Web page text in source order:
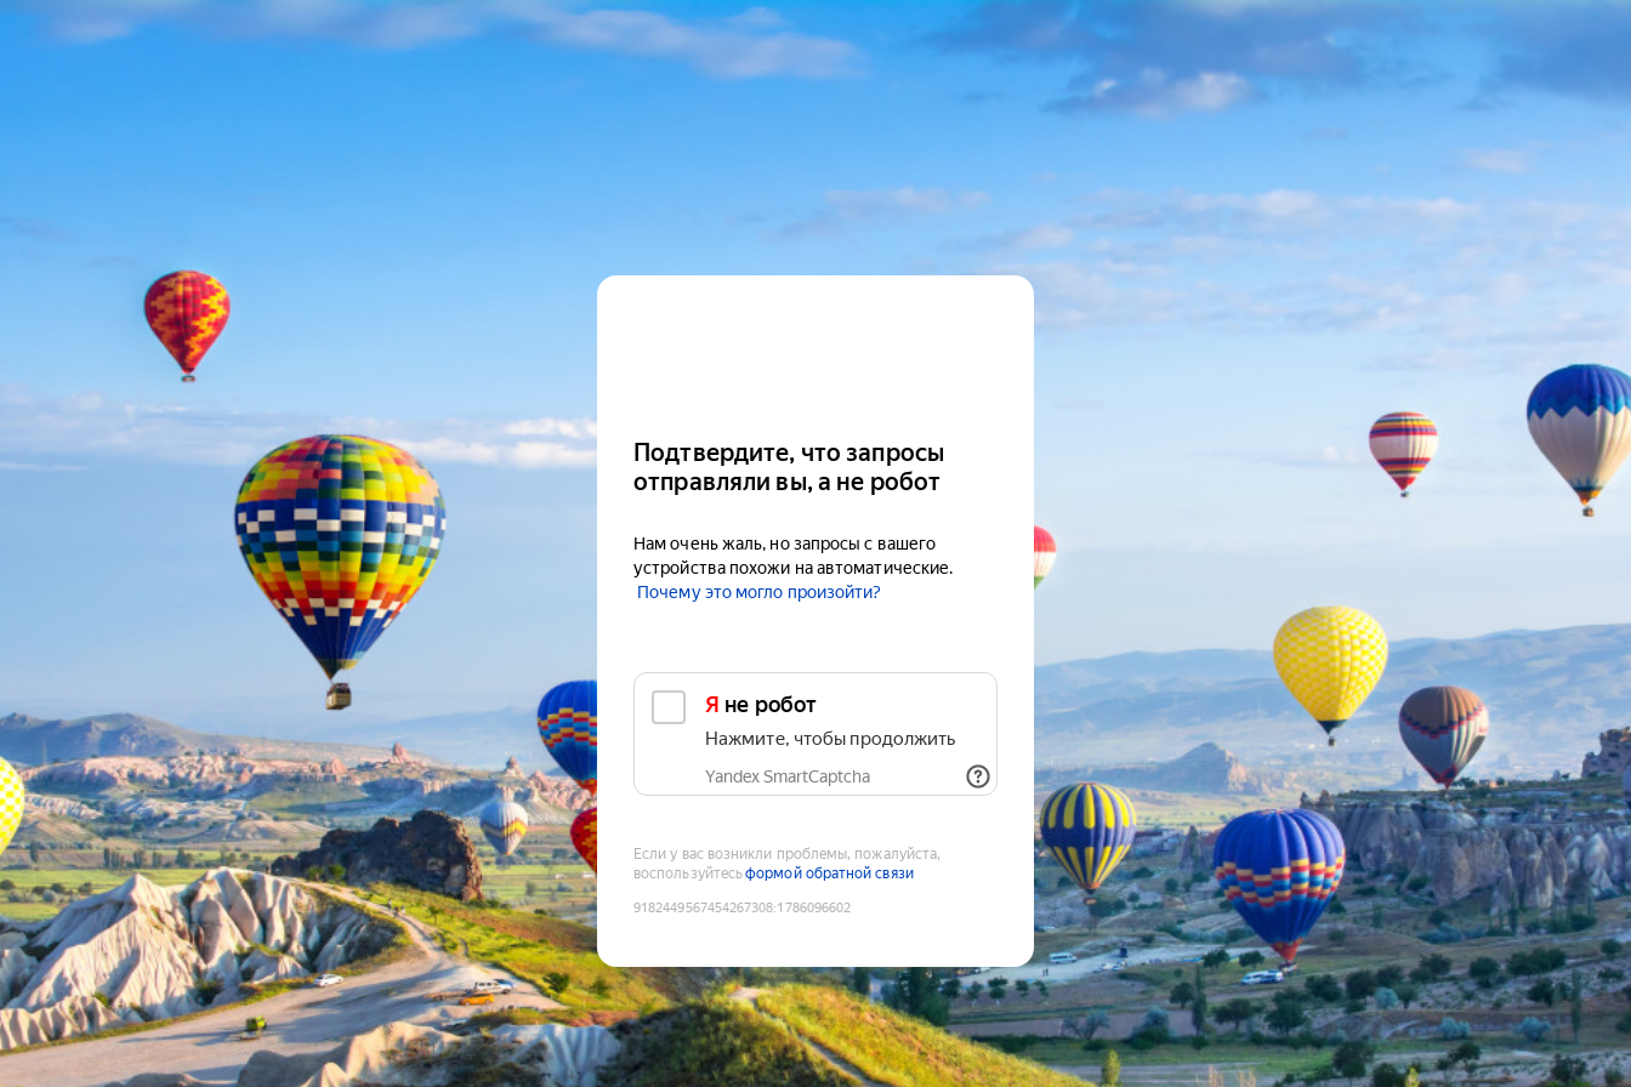
Подтвердите, что запросы
отправляли вы, а не робот
Нам очень жаль, но запросы с вашего
устройства похожи на автоматические.
Почему это могло произойти?
Я не робот
Нажмите, чтобы продолжить
Yandex SmartCaptcha
Если у вас возникли проблемы, пожалуйста,
воспользуйтесьформой обратной связи
9182449567454267308:1786096602